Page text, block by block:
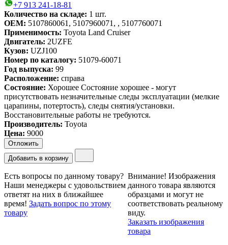
+7 913 241-18-81
Количество на складе: 1 шт.
OEM: 5107860061, 5107960071, , 5107760071
Применимость: Toyota Land Cruiser
Двигатель: 2UZFE
Кузов: UZJ100
Номер по каталогу: 51079-60071
Год выпуска: 99
Расположение: справа
Состояние: Хорошее Состояние хорошее - могут
присутствовать незначительные следы эксплуатации (мелкие
царапины, потертость), следы снятия/установки.
Восстановительные работы не требуются.
Производитель: Toyota
Цена: 9000
Отложить
Добавить в корзину
Есть вопросы по данному товару?
Наши менеджеры с удовольствием
ответят на них в ближайшее
время! Задать вопрос по этому
товару
Внимание! Изображения
данного товара являются
образцами и могут не
соответствовать реальному
виду.
Заказать изображения
товара